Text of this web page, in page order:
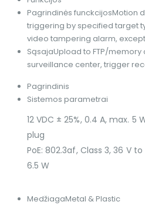
Pagrindinės funckcijosMotion
triggering by specified target
video tampering alarm,
SąsajaUpload to FTP/
surveillance center, trigger
Pagrindinis
Sistemos parametrai
12 VDC ± 25%, 0.4 A, max.
plug
PoE: 802.3af, Class 3, 36 V
6.5 W
MedžiagaMetal & Plastic